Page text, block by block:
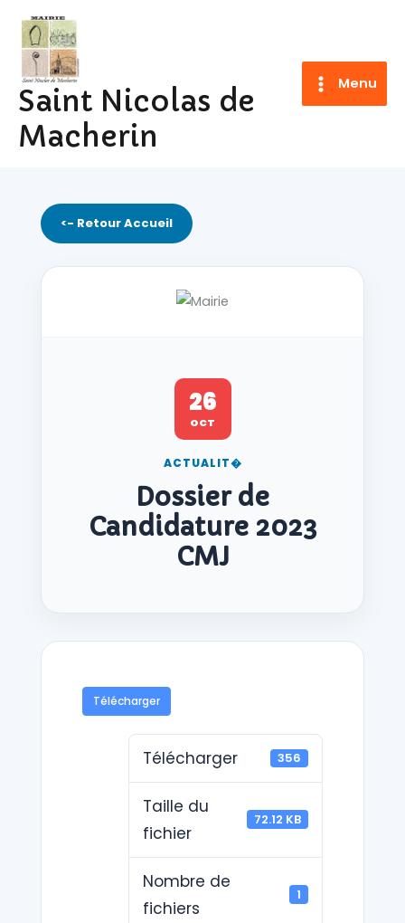
contenu
Saint Nicolas de
Macherin
Menu
<- Retour Accueil
26
OCT
ACTUALIT�
Dossier de
Candidature 2023
CMJ
Télécharger
Télécharger 356
Taille du
fichier
72.12 KB
Nombre de
fichiers
1